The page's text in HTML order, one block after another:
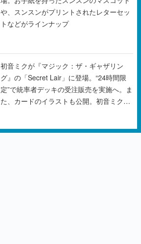
や、スンスンがプリントされたレターセッ
トなどがラインナップ
初音ミクが『マジック：ザ・ギャザリン
グ』の「Secret Lair」に登場。“24時間限
定”で統率者デッキの受注販売を実施へ。ま
た、カードのイラストも公開。初音ミクの